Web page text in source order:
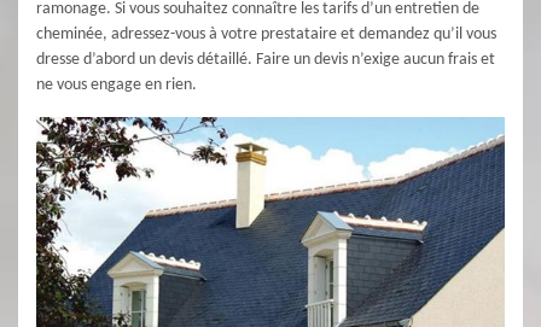
ramonage. Si vous souhaitez connaître les tarifs d’un entretien de
cheminée, adressez-vous à votre prestataire et demandez qu’il vous
dresse d’abord un devis détaillé. Faire un devis n’exige aucun frais et
ne vous engage en rien.